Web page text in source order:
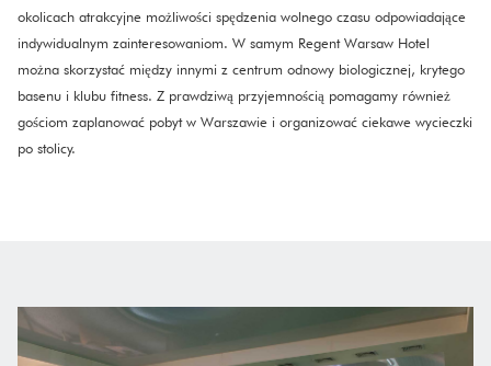
okolicach atrakcyjne możliwości spędzenia wolnego czasu odpowiadające
indywidualnym zainteresowaniom. W samym Regent Warsaw Hotel
można skorzystać między innymi z centrum odnowy biologicznej, krytego
basenu i klubu fitness. Z prawdziwą przyjemnością pomagamy również
gościom zaplanować pobyt w Warszawie i organizować ciekawe wycieczki
po stolicy.